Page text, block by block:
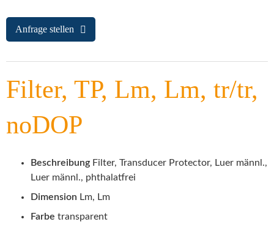
Anfrage stellen
Filter, TP, Lm, Lm, tr/tr,
noDOP
Beschreibung Filter, Transducer Protector, Luer männl.,
Luer männl., phthalatfrei
Dimension Lm, Lm
Farbe transparent